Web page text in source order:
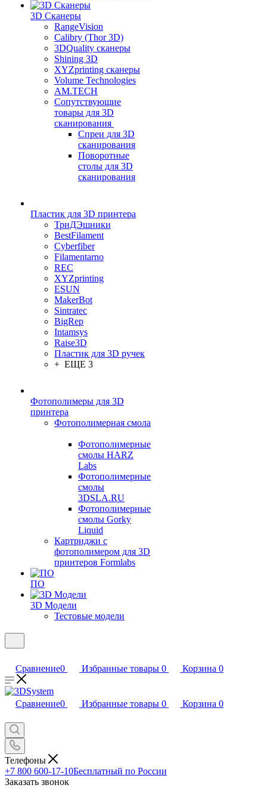
3D Сканеры
RangeVision
Calibry (Thor 3D)
3DQuality сканеры
Shining 3D
XYZprinting сканеры
Volume Technologies
AM.TECH
Сопутствующие
товары для 3D
сканирования
Спреи для 3D
сканирования
Поворотные
столы для 3D
сканирования
Пластик для 3D принтера
ТриДЭшники
BestFilament
Cyberfiber
Filamentarno
REC
XYZprinting
ESUN
MakerBot
Sintratec
BigRep
Intamsys
Raise3D
Пластик для 3D ручек
+ ЕЩЕ 3
Фотополимеры для 3D
принтера
Фотополимерная смола
Фотополимерные
смолы HARZ
Labs
Фотополимерные
смолы
3DSLA.RU
Фотополимерные
смолы Gorky
Liquid
Картриджи с
фотополимером для 3D
принтеров Formlabs
ПО
3D Модели
Тестовые модели
Сравнение0 Избранные товары 0 Корзина 0
Сравнение0 Избранные товары 0 Корзина 0
Телефоны
+7 800 600-17-10Бесплатный по России
Заказать звонок